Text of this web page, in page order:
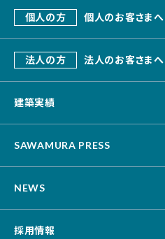
会社概要
個人の方 個人のお客さまへ
SAWAMURA建築設計
リフォーム・リノベーション
不動産
法人の方 法人のお客さまへ
デザインビルド
オフィス・事務所
改修・リニューアル
建築実績
SAWAMURA PRESS
NEWS
採用情報